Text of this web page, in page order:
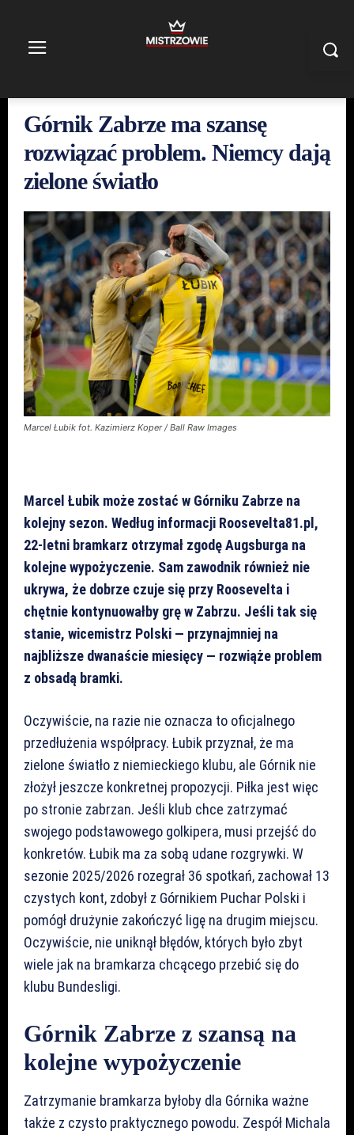
Górnik Zabrze ma szansę
rozwiązać problem. Niemcy dają
zielone światło
Marcel Łubik fot. Kazimierz Koper / Ball Raw Images
Marcel Łubik może zostać w Górniku Zabrze na
kolejny sezon. Według informacji Roosevelta81.pl,
22-letni bramkarz otrzymał zgodę Augsburga na
kolejne wypożyczenie. Sam zawodnik również nie
ukrywa, że dobrze czuje się przy Roosevelta i
chętnie kontynuowałby grę w Zabrzu. Jeśli tak się
stanie, wicemistrz Polski — przynajmniej na
najbliższe dwanaście miesięcy — rozwiąże problem
z obsadą bramki.
Oczywiście, na razie nie oznacza to oficjalnego
przedłużenia współpracy. Łubik przyznał, że ma
zielone światło z niemieckiego klubu, ale Górnik nie
złożył jeszcze konkretnej propozycji. Piłka jest więc
po stronie zabrzan. Jeśli klub chce zatrzymać
swojego podstawowego golkipera, musi przejść do
konkretów. Łubik ma za sobą udane rozgrywki. W
sezonie 2025/2026 rozegrał 36 spotkań, zachował 13
czystych kont, zdobył z Górnikiem Puchar Polski i
pomógł drużynie zakończyć ligę na drugim miejscu.
Oczywiście, nie uniknął błędów, których było zbyt
wiele jak na bramkarza chcącego przebić się do
klubu Bundesligi.
Górnik Zabrze z szansą na
kolejne wypożyczenie
Zatrzymanie bramkarza byłoby dla Górnika ważne
także z czysto praktycznego powodu. Zespół Michala